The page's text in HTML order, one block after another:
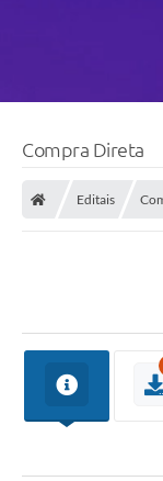
Compra Direta
Editais